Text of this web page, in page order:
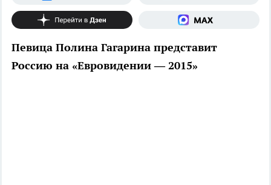
Певица Полина Гагарина представит
Россию на «Евровидении — 2015»